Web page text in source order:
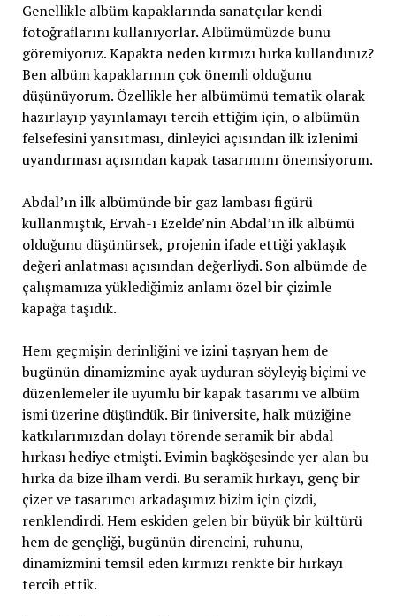
Genellikle albüm kapaklarında sanatçılar kendi
fotoğraflarını kullanıyorlar. Albümümüzde bunu
göremiyoruz. Kapakta neden kırmızı hırka kullandınız?
Ben albüm kapaklarının çok önemli olduğunu
düşünüyorum. Özellikle her albümümü tematik olarak
hazırlayıp yayınlamayı tercih ettiğim için, o albümün
felsefesini yansıtması, dinleyici açısından ilk izlenimi
uyandırması açısından kapak tasarımını önemsiyorum.
Abdal’ın ilk albümünde bir gaz lambası figürü
kullanmıştık, Ervah-ı Ezelde’nin Abdal’ın ilk albümü
olduğunu düşünürsek, projenin ifade ettiği yaklaşık
değeri anlatması açısından değerliydi. Son albümde de
çalışmamıza yüklediğimiz anlamı özel bir çizimle
kapağa taşıdık.
Hem geçmişin derinliğini ve izini taşıyan hem de
bugünün dinamizmine ayak uyduran söyleyiş biçimi ve
düzenlemeler ile uyumlu bir kapak tasarımı ve albüm
ismi üzerine düşündük. Bir üniversite, halk müziğine
katkılarımızdan dolayı törende seramik bir abdal
hırkası hediye etmişti. Evimin başköşesinde yer alan bu
hırka da bize ilham verdi. Bu seramik hırkayı, genç bir
çizer ve tasarımcı arkadaşımız bizim için çizdi,
renklendirdi. Hem eskiden gelen bir büyük bir kültürü
hem de gençliği, bugünün direncini, ruhunu,
dinamizmini temsil eden kırmızı renkte bir hırkayı
tercih ettik.